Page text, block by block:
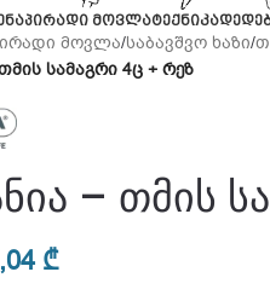
ᲞᲘᲠᲐᲓᲘ ᲛᲝᲕᲚᲐᲢᲔᲥᲜᲘᲙᲐ
მოვლა/საბავშვო ხაზი/
სამაგრი 4ც + რეზ
– თმის
₾